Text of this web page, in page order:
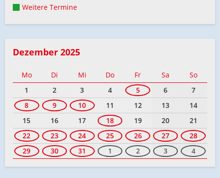
Weitere Termine
Dezember 2025
Mo Di Mi Do Fr Sa
So
1
2 3 4 5 6
7
8
9 10 11 12 13
14
15
16 17 18 19 20
21
22
23 24 25 26 27
28
29
30 31 1 2 3 4